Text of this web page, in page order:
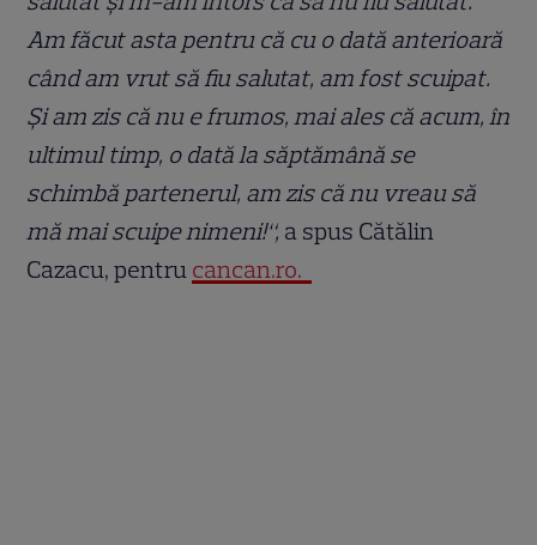
Am făcut asta pentru că cu o dată anterioară
când am vrut să fiu salutat, am fost scuipat.
Și am zis că nu e frumos, mai ales că acum, în
ultimul timp, o dată la săptămână se
schimbă partenerul, am zis că nu vreau să
mă mai scuipe nimeni!“, a spus Cătălin
Cazacu, pentru cancan.ro.